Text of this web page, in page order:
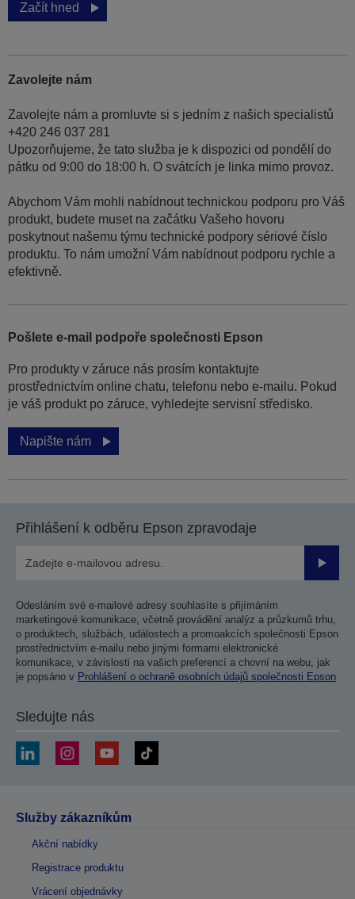
Začít hned
Zavolejte nám
Zavolejte nám a promluvte si s jedním z našich specialistů
+420 246 037 281
Upozorňujeme, že tato služba je k dispozici od pondělí do
pátku od 9:00 do 18:00 h. O svátcích je linka mimo provoz.
Abychom Vám mohli nabídnout technickou podporu pro Váš
produkt, budete muset na začátku Vašeho hovoru
poskytnout našemu týmu technické podpory sériové číslo
produktu. To nám umožní Vám nabídnout podporu rychle a
efektivně.
Pošlete e-mail podpoře společnosti Epson
Pro produkty v záruce nás prosím kontaktujte
prostřednictvím online chatu, telefonu nebo e-mailu. Pokud
je váš produkt po záruce, vyhledejte servisní středisko.
Napište nám
Přihlášení k odběru Epson zpravodaje
Odesláním své e-mailové adresy souhlasíte s přijímáním
marketingové komunikace, včetně provádění analýz a průzkumů trhu,
o produktech, službách, událostech a promoakcích společnosti Epson
prostřednictvím e-mailu nebo jinými formami elektronické
komunikace, v závislosti na vašich preferencí a chovní na webu, jak
je popsáno v Prohlášení o ochraně osobních údajů společnosti Epson
Sledujte nás
Služby zákazníkům
Akční nabídky
Registrace produktu
Vrácení objednávky